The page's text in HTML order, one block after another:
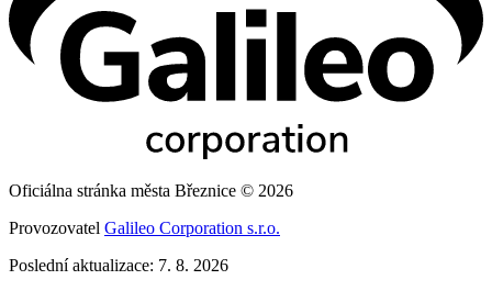
Oficiálna stránka města Březnice © 2026
Provozovatel Galileo Corporation s.r.o.
Poslední aktualizace: 7. 8. 2026